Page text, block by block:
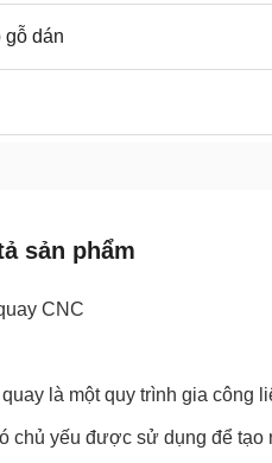
gỗ dán
sản phẩm
CNC
là một quy trình gia công
chủ yếu được sử dụng để tạo